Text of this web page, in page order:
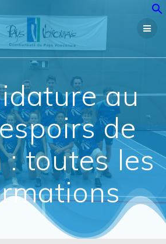
au
contenu
au
de
: toutes les